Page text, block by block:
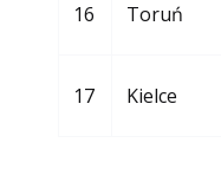
16 Toruń
17 Kielce